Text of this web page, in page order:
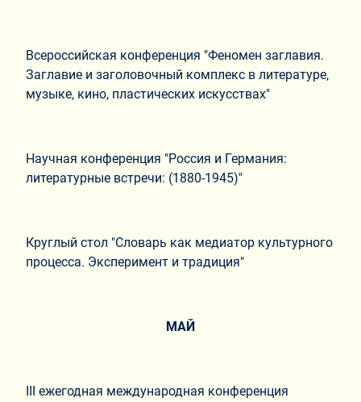
Всероссийская конференция "Феномен заглавия.
Заглавие и заголовочный комплекс в литературе,
музыке, кино, пластических искусствах"
Научная конференция "Россия и Германия:
литературные встречи: (1880-1945)"
Круглый стол "Словарь как медиатор культурного
процесса. Эксперимент и традиция"
МАЙ
III ежегодная международная конференция